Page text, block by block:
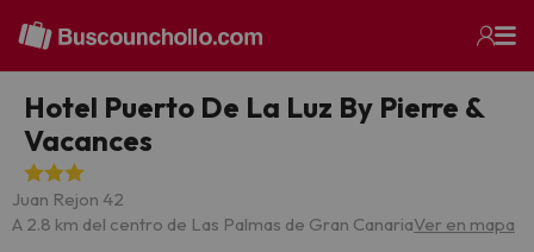
Hotel Puerto De La Luz By Pierre &
Vacances
Juan Rejon 42
A 2.8 km del centro de Las Palmas de Gran CanariaVer en mapa